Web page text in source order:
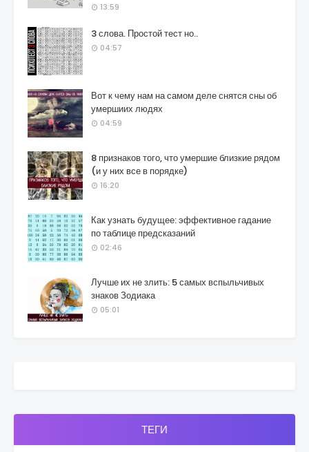
13:59
3 слова. Простой тест но..
04:57
Вот к чему нам на самом деле снятся сны об
умершиих людях
04:59
8 признаков того, что умершие близкие рядом
(и у них все в порядке)
16:20
Как узнать будущее: эффективное гадание
по таблице предсказаний
02:46
Лучше их не злить: 5 самых вспыльчивых
знаков Зодиака
05:01
ТЕГИ